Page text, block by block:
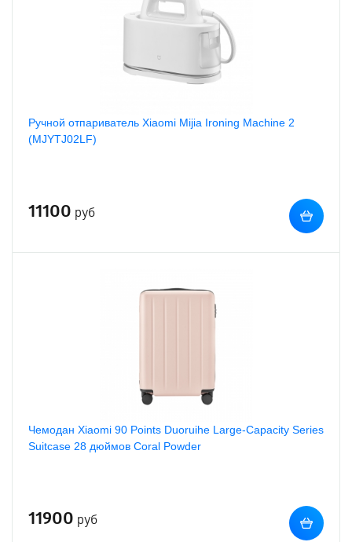
Ручной отпариватель Xiaomi Mijia Ironing Machine 2
(MJYTJ02LF)
11100 руб
Чемодан Xiaomi 90 Points Duoruihe Large-Capacity Series
Suitcase 28 дюймов Coral Powder
11900 руб